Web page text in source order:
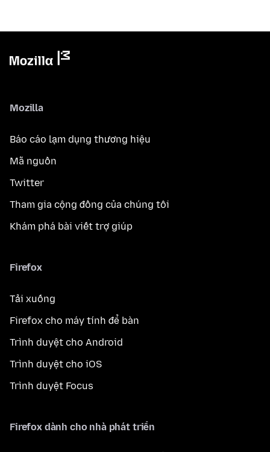
Mozilla
Báo cáo lạm dụng thương hiệu
Mã nguồn
Twitter
Tham gia cộng đồng của chúng tôi
Khám phá bài viết trợ giúp
Firefox
Tải xuống
Firefox cho máy tính để bàn
Trình duyệt cho Android
Trình duyệt cho iOS
Trình duyệt Focus
Firefox dành cho nhà phát triển